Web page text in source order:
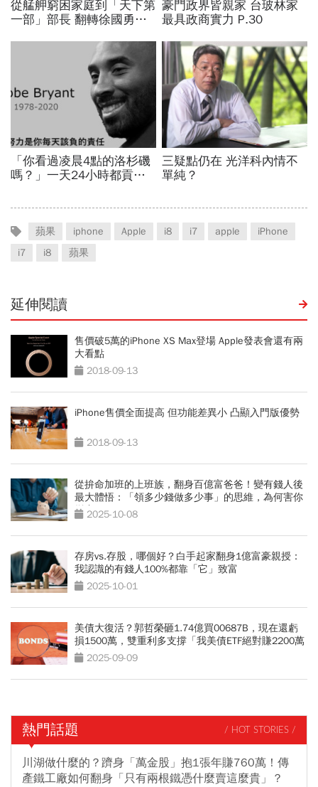
蘋果 iphone Apple i8 i7 apple
iPhone
i7
i8 蘋果
延伸閱讀
售價破5萬的iPhone XS Max登場 Apple發表會還有兩
大看點
2018-09-13
iPhone售價全面提高 但功能差異小 凸顯入門版優勢
2018-09-13
從拚命加班的上班族，翻身百億富爸爸！變有錢人後
最大體悟：「領多少錢做多少事」的思維，為何害你
變窮？
2025-10-08
存房vs.存股，哪個好？白手起家翻身1億富豪親授：
我認識的有錢人100%都靠「它」致富
2025-10-01
美債大復活？郭哲榮砸1.74億買00687B，現在還虧
損1500萬，雙重利多支撐「我美債ETF絕對賺2200萬
出場」
2025-09-09
熱門話題 / HOT STORIES /
川湖做什麼的？躋身「萬金股」抱1張年賺760萬！傳
產鐵工廠如何翻身「只有兩根鐵憑什麼賣這麼貴」？